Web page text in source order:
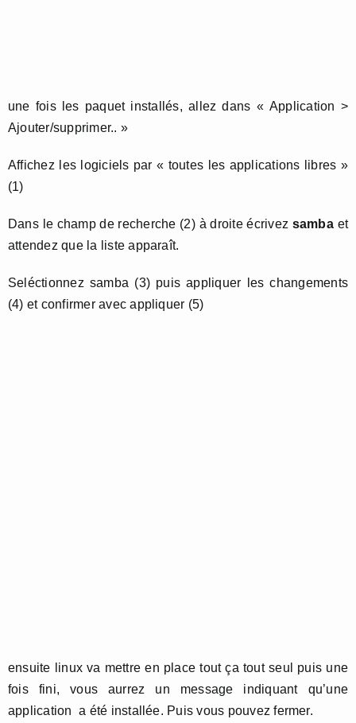
une fois les paquet installés, allez dans « Application >
Ajouter/supprimer.. »
Affichez les logiciels par « toutes les applications libres »
(1)
Dans le champ de recherche (2) à droite écrivez samba et
attendez que la liste apparaît.
Seléctionnez samba (3) puis appliquer les changements
(4) et confirmer avec appliquer (5)
ensuite linux va mettre en place tout ça tout seul puis une
fois fini, vous aurrez un message indiquant qu’une
application a été installée. Puis vous pouvez fermer.